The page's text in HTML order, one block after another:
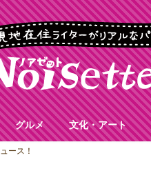
グルメ 文化・アート
ース！